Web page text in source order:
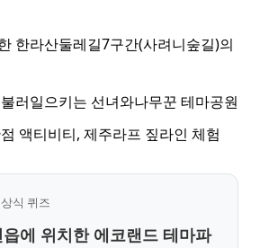
한라산둘레길7구간(사려니숲길)의
러일으키는 선녀와나무꾼 테마공원
액티비티, 제주라프 짚라인 체험
식 퀴즈
에 위치한 에코랜드 테마파